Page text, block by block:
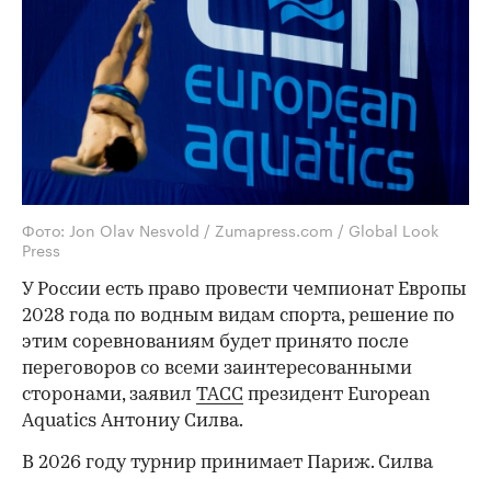
Фото: Jon Olav Nesvold / Zumapress.com / Global Look
Press
У России есть право провести чемпионат Европы
2028 года по водным видам спорта, решение по
этим соревнованиям будет принято после
переговоров со всеми заинтересованными
сторонами, заявил ТАСС президент European
Aquatics Антониу Силва.
В 2026 году турнир принимает Париж. Силва